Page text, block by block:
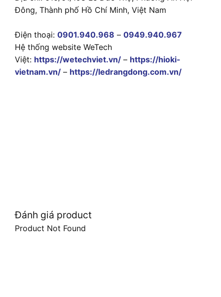
Đông, Thành phố Hồ Chí Minh, Việt Nam
Điện thoại: 0901.940.968 – 0949.940.967
Hệ thống website WeTech
Việt: https://wetechviet.vn/ – https://hioki-
vietnam.vn/ – https://ledrangdong.com.vn/
Đánh giá product
Product Not Found